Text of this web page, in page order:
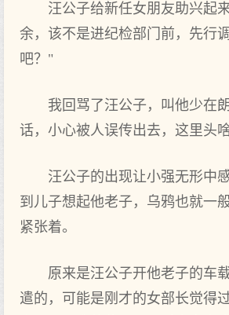
汪公子给新任女朋友助兴起
余，该不是进纪检部门前，先行
吧？"
我回骂了汪公子，叫他少在
话，小心被人误传出去，这里头啥
汪公子的出现让小强无形中
到儿子想起他老子，乌鸦也就一
紧张着。
原来是汪公子开他老子的车
遣的，可能是刚才的女部长觉得